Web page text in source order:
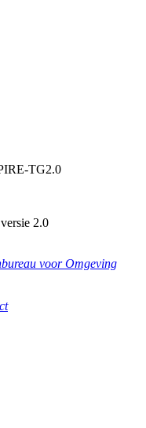
TG2.0
2.0
voor Omgeving